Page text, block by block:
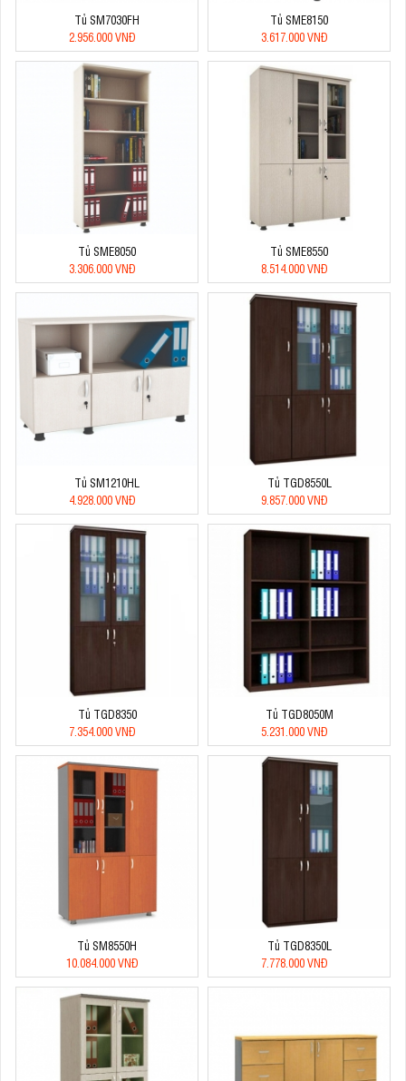
Tủ SM7030FH
2.956.000 VNĐ
Tủ SME8150
3.617.000 VNĐ
Tủ SME8050
3.306.000 VNĐ
Tủ SME8550
8.514.000 VNĐ
Tủ SM1210HL
4.928.000 VNĐ
Tủ TGD8550L
9.857.000 VNĐ
Tủ TGD8350
7.354.000 VNĐ
Tủ TGD8050M
5.231.000 VNĐ
Tủ SM8550H
10.084.000 VNĐ
Tủ TGD8350L
7.778.000 VNĐ